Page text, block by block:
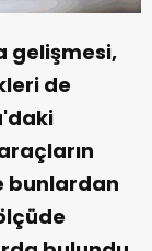
gelişmesi,
de
bunlardan